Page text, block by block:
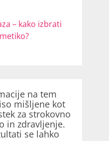
– kako izbrati
na tem
mišljene kot
za strokovno
in zdravljenje.
se lahko